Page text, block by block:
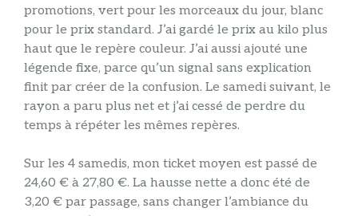
promotions, vert pour les morceaux du jour, blanc
pour le prix standard. J’ai gardé le prix au kilo plus
haut que le repère couleur. J’ai aussi ajouté une
légende fixe, parce qu’un signal sans explication
finit par créer de la confusion. Le samedi suivant, le
rayon a paru plus net et j’ai cessé de perdre du
temps à répéter les mêmes repères.
Sur les 4 samedis, mon ticket moyen est passé de
24,60 € à 27,80 €. La hausse nette a donc été de
3,20 € par passage, sans changer l’ambiance du